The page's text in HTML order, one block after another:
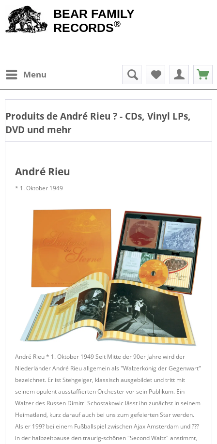
BEAR FAMILY
RECORDS®
Menu
Produits deAndré Rieu ? - CDs, Vinyl LPs,
DVD und mehr
André Rieu
* 1. Oktober 1949
André Rieu * 1. Oktober 1949 Seit Mitte der 90er Jahre wird der
Niederländer André Rieu allgemein als "Walzerkönig der Gegenwart"
bezeichnet. Er ist Stehgeiger, klassisch ausgebildet und tritt mit
seinem opulent ausstaffierten Orchester vor sein Publikum. Ein
Walzer des Russen Dimitri Schostakowic lässt ihn zunächst in seinem
Heimatland, kurz darauf auch bei uns zum gefeierten Star werden.
Als er 199? bei einem Fußballspiel zwischen Ajax Amsterdam und ???
in der halbzeitpause den traurig-schönen "Second Waltz" anstimmt,